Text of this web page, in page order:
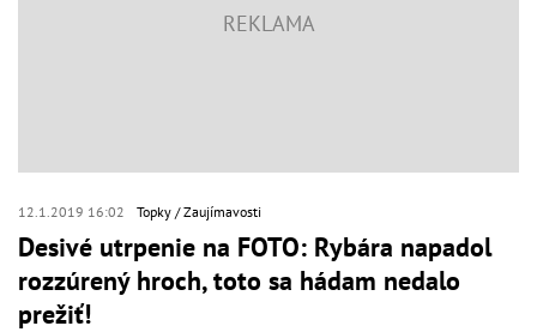
12.1.2019 16:02 Topky Zaujímavosti
Desivé utrpenie na FOTO: Rybára napadol
rozzúrený hroch, toto sa hádam nedalo
prežiť!